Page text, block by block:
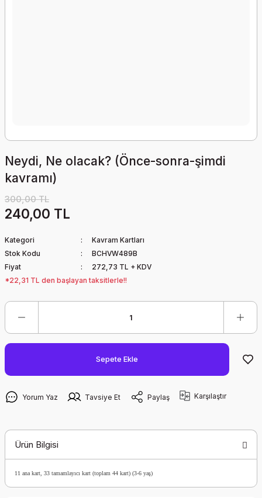
Neydi, Ne olacak? (Önce-sonra-şimdi
kavramı)
300,00 TL
240,00 TL
Kategori
Kavram Kartları
Stok Kodu
BCHVW489B
Fiyat
272,73 TL + KDV
*22,31 TL den başlayan taksitlerle!!
Sepete Ekle
Yorum Yaz Tavsiye Et Paylaş Karşılaştır
Ürün Bilgisi
11 ana kart, 33 tamamlayıcı kart (toplam 44 kart) (3-6 yaş)